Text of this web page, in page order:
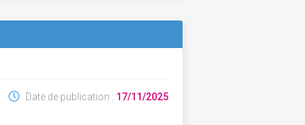
Date de publication : 17/11/2025